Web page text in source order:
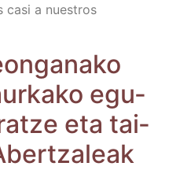
casi a nues­tros
egu­
eta tai­